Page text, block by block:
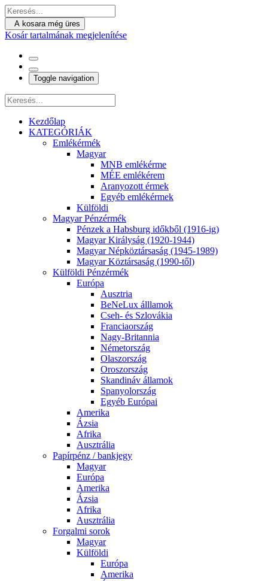
A kosara még üres
Kosár tartalmának megjelenítése
Toggle navigation
Kezdőlap
KATEGÓRIÁK
Emlékérmék
Magyar
MNB emlékérme
MÉE emlékérem
Aranyozott érmek
Egyéb emlékérmek
Külföldi
Magyar Pénzérmék
Pénzek a Habsburg időkből (1916-ig)
Magyar Királyság (1920-1944)
Magyar Népköztársaság (1945-1989)
Magyar Köztársaság (1990-től)
Külföldi Pénzérmék
Európa
Ausztria
BeNeLux álllamok
Cseh- és Szlovákia
Franciaország
Nagy-Britannia
Németország
Olaszország
Oroszország
Skandináv államok
Spanyolország
Egyéb Európai
Amerika
Ázsia
Afrika
Ausztrália
Papírpénz / bankjegy
Magyar
Európa
Amerika
Ázsia
Afrika
Ausztrália
Forgalmi sorok
Magyar
Külföldi
Európa
Amerika